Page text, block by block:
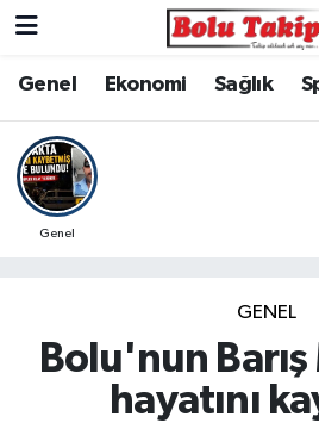
Genel Ekonomi Sağlık
Genel
GENEL
Bolu'nun
hayatını